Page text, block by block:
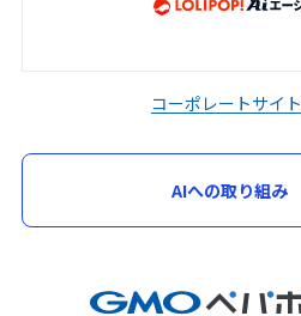
コーポレートサイト
AIへの取り組み